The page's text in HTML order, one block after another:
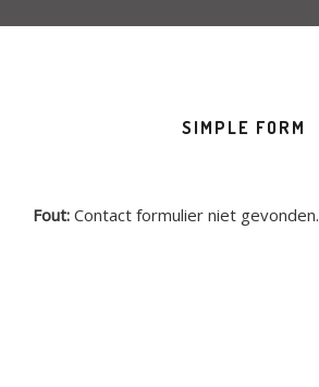
SIMPLE FORM
Fout: Contact formulier niet gevonden.